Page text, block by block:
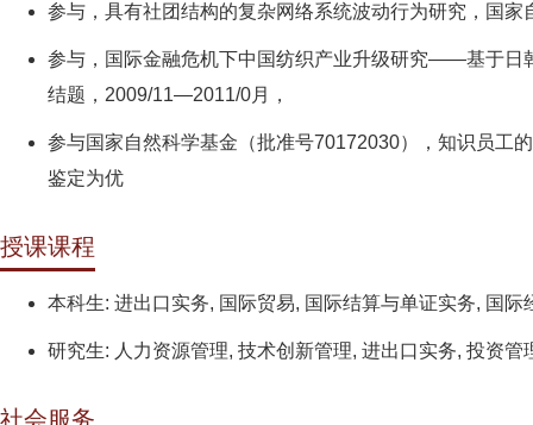
参与，具有社团结构的复杂网络系统波动行为研究，国
参与，国际金融危机下中国纺织产业升级研究——基于日
结题，2009/11—2011/0月，
参与国家自然科学基金（批准号70172030），知识员工
鉴定为优
授课课程
本科生: 进出口实务, 国际贸易, 国际结算与单证实务, 国际
研究生: 人力资源管理, 技术创新管理, 进出口实务, 投资管
社会服务